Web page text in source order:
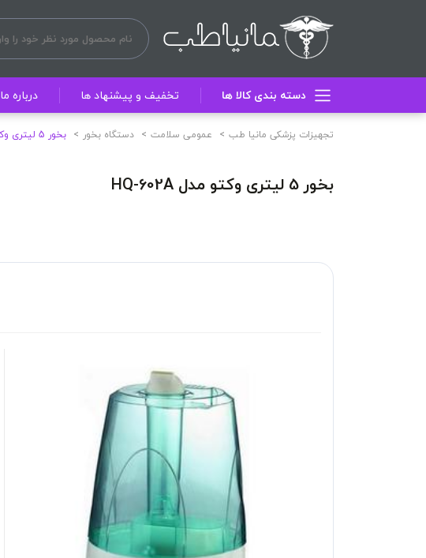
دسته بندی کالا ها تخفیف و پیشنهاد ها درباره ما
تجهیزات پزشکی مانیا طب عمومی سلامت دستگاه بخور بخور 5 لیتری وکتو مدل HQ-602A
بخور 5 لیتری وکتو مدل HQ-602A